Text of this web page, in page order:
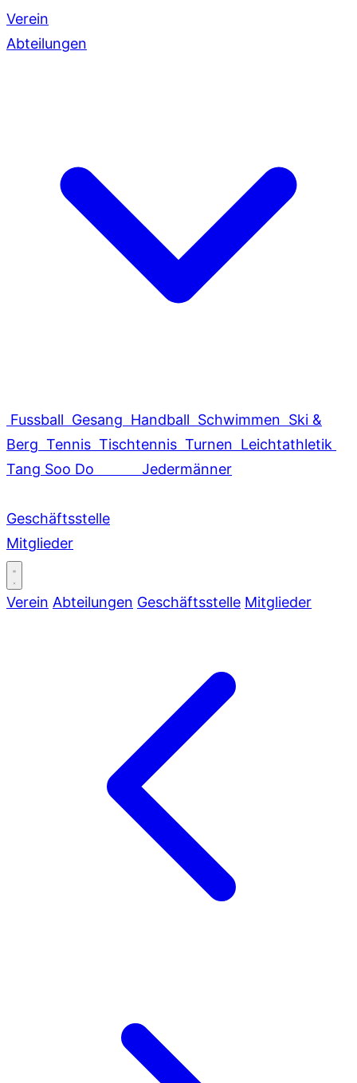
Verein
Abteilungen
Fussball Gesang Handball Schwimmen Ski &
Berg Tennis Tischtennis Turnen Leichtathletik
Tang Soo Do
Jedermänner
Geschäftsstelle
Mitglieder
Verein Abteilungen Geschäftsstelle Mitglieder